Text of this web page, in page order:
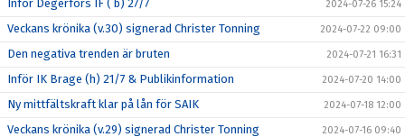
Inför Degerfors IF ( b) 27/7 2024-07-26 15:24
Veckans krönika (v.30) signerad Christer Tonning 2024-07-22 09:00
Den negativa trenden är bruten 2024-07-21 16:31
Inför IK Brage (h) 21/7 & Publikinformation 2024-07-20 14:00
Ny mittfältskraft klar på lån för SAIK 2024-07-18 12:00
Veckans krönika (v.29) signerad Christer Tonning 2024-07-16 09:40